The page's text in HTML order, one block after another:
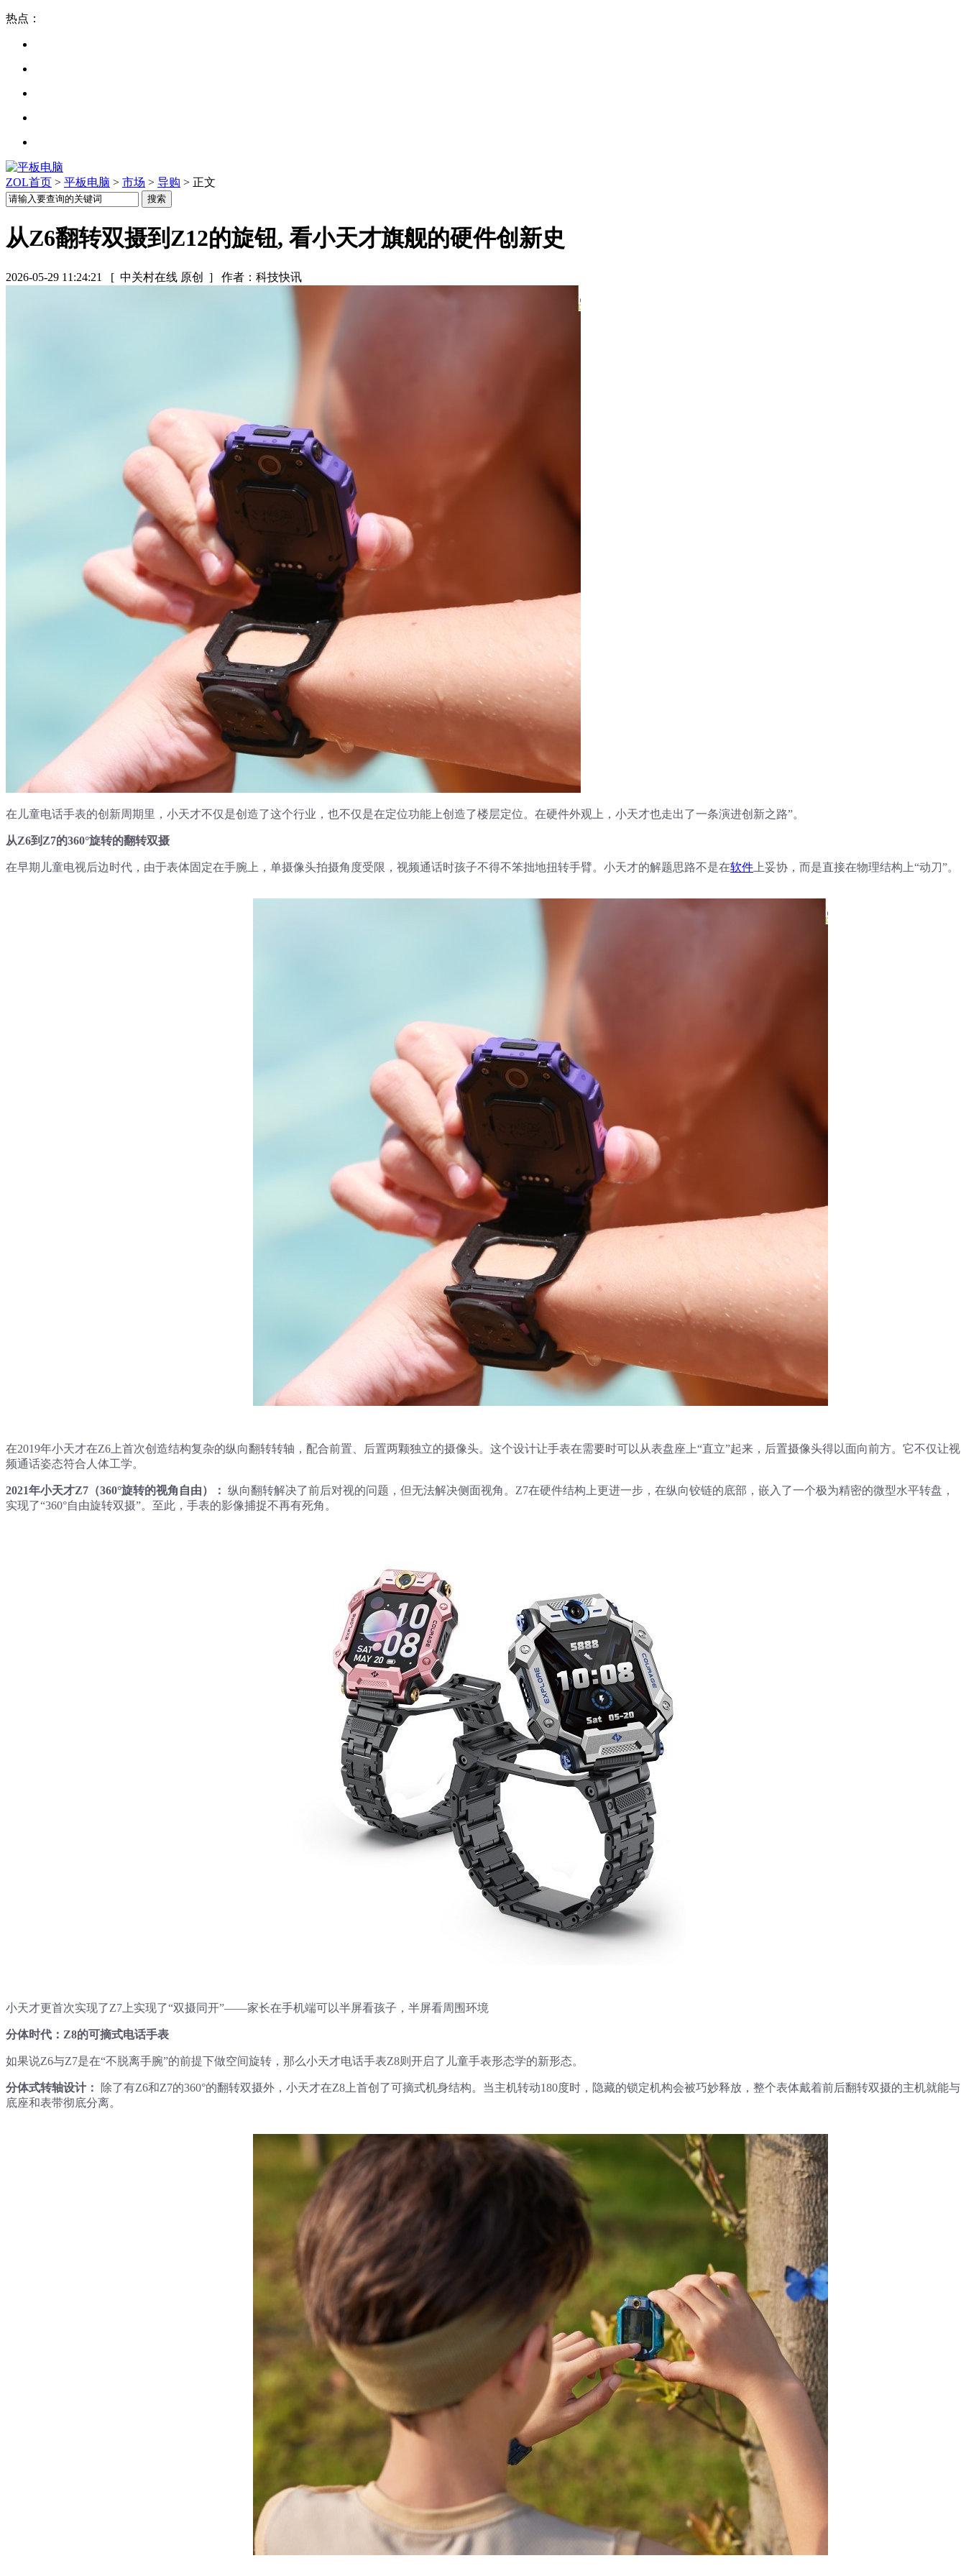
热点：
ZOL首页 > 平板电脑 > 市场 > 导购 > 正文
从Z6翻转双摄到Z12的旋钮, 看小天才旗舰的硬件创新史
2026-05-29 11:24:21 [ 中关村在线 原创 ] 作者：科技快讯
在儿童电话手表的创新周期里，小天才不仅是创造了这个行业，也不仅是在定位功能上创造了楼层定位。在硬件外观上，小天才也走出了一条演进创新之路”。
从Z6到Z7的360°旋转的翻转双摄
在早期儿童电视后边时代，由于表体固定在手腕上，单摄像头拍摄角度受限，视频通话时孩子不得不笨拙地扭转手臂。小天才的解题思路不是在软件 上妥协，而是直接在物理结构上“动刀”。
在2019年小天才在Z6上首次创造结构复杂的纵向翻转转轴，配合前置、后置两颗独立的摄像头。这个设计让手表在需要时可以从表盘座上“直立”起来，后置摄像头得以面向前方。它不仅让视
频通话姿态符合人体工学。
2021年小天才Z7（360°旋转的视角自由）： 纵向翻转解决了前后对视的问题，但无法解决侧面视角。Z7在硬件结构上更进一步，在纵向铰链的底部，嵌入了一个极为精密的微型水平转盘，
实现了“360°自由旋转双摄”。至此，手表的影像捕捉不再有死角。
小天才更首次实现了Z7上实现了“双摄同开”——家长在手机端可以半屏看孩子，半屏看周围环境
分体时代：Z8的可摘式电话手表
如果说Z6与Z7是在“不脱离手腕”的前提下做空间旋转，那么小天才电话手表Z8则开启了儿童手表形态学的新形态。
分体式转轴设计：
除了有Z6和Z7的360°的翻转双摄外，小天才在Z8上首创了可摘式机身结构。当主机转动180度时，隐藏的锁定机构会被巧妙释放，整个表体戴着前后翻转双摄的主机就能与
底座和表带彻底分离。